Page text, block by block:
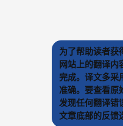
为了帮助读者获
网站上的翻译内
完成。译文多采
准确。要查看原
发现任何翻译错
文章底部的反馈